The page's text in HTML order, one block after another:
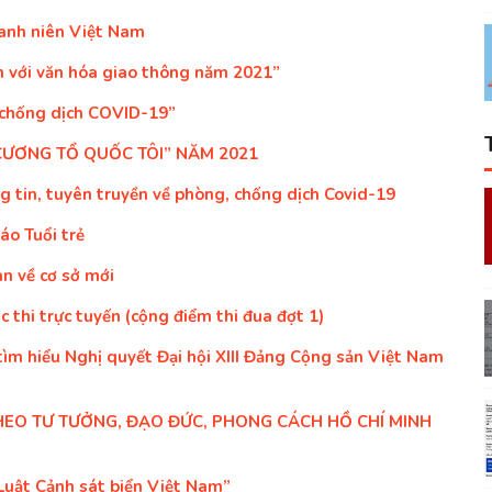
niên Việt Nam
văn hóa giao thông năm 2021”
dịch COVID-19”
TỔ QUỐC TÔI” NĂM 2021
tin, tuyên truyền về phòng, chống dịch Covid-19
Tuổi trẻ
về cơ sở mới
thi trực tuyến (cộng điểm thi đua đợt 1)
hiểu Nghị quyết Đại hội XIII Đảng Cộng sản Việt Nam
TƯ TƯỞNG, ĐẠO ĐỨC, PHONG CÁCH HỒ CHÍ MINH
Cảnh sát biển Việt Nam”